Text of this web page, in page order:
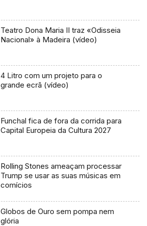
Teatro Dona Maria II traz «Odisseia
Nacional» à Madeira (vídeo)
4 Litro com um projeto para o
grande ecrã (vídeo)
Funchal fica de fora da corrida para
Capital Europeia da Cultura 2027
Rolling Stones ameaçam processar
Trump se usar as suas músicas em
comícios
Globos de Ouro sem pompa nem
glória